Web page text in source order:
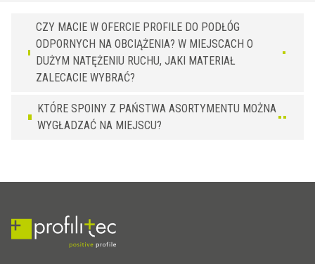
CZY MACIE W OFERCIE PROFILE DO PODŁÓG
ODPORNYCH NA OBCIĄŻENIA? W MIEJSCACH O
DUŻYM NATĘŻENIU RUCHU, JAKI MATERIAŁ
ZALECACIE WYBRAĆ?
KTÓRE SPOINY Z PAŃSTWA ASORTYMENTU MOŻNA
WYGŁADZAĆ NA MIEJSCU?